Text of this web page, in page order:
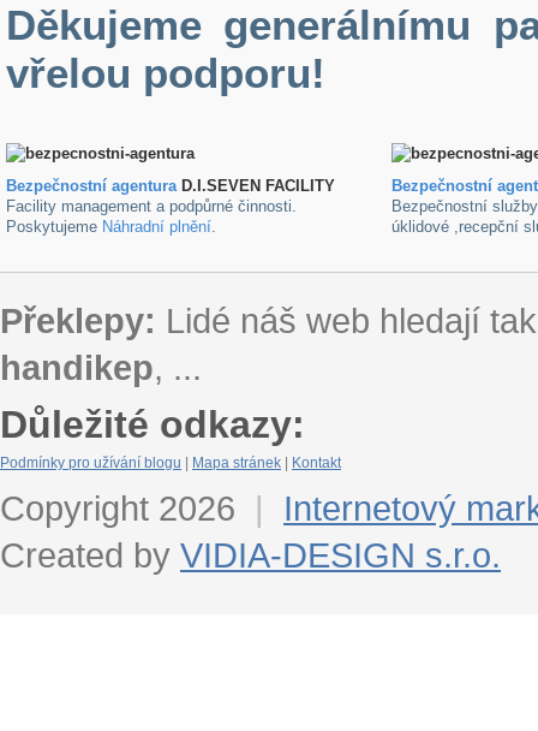
Děkujeme generálnímu
vřelou podporu!
Bezpečnostní agenturaD.I.SEVEN FACILITY
Facility management a podpůrné činnosti.
Poskytujeme Náhradní plnění.
Bezpečnostní
Bezpečnostní
úklidové ,recepční
Překlepy: Lidé náš web hledají
handikep, ...
Důležité odkazy:
Podmínky pro užívání blogu Mapa stránek Kontakt
Copyright 2026 |
Internetový
Created by VIDIA-DESIGN s.r.o.